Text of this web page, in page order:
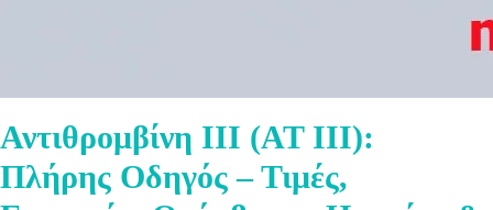
Αντιθρομβίνη ΙΙΙ (AT III):
Πλήρης Οδηγός – Τιμές,